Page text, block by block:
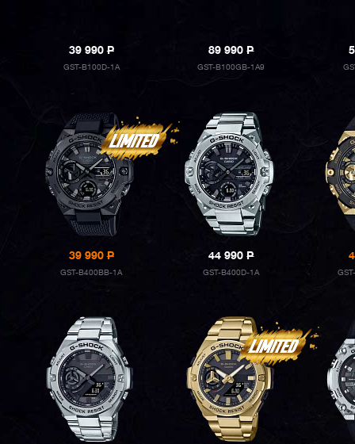
39 990P
GST-B100D-1A
89 990P
GST-B100GB-1A9
39 990P
GST-B400BB-1A
44 990P
GST-B400D-1A